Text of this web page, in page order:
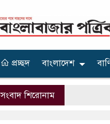
প্রচ্ছদ বাংলাদেশ
সংবাদ শিরোনাম